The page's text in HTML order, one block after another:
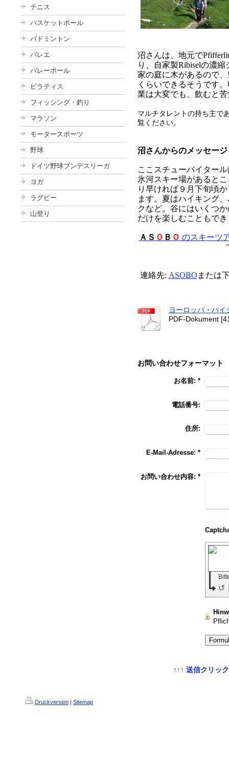
テニス
バスケットボール
バドミントン
バレエ
バレーボール
ピラティス
フィッシング・釣り
マラソン
モータースポーツ
野球
ドイツ野球ブンデスリーガ
ヨガ
ラグビー
山登り
沼さんは、地元で
り、自家製Ribiselの濃縮
家の庭に木があるので
くらいできるそうです
業は大変でも、飲むと
マルチタレントの持ち主
覧ください。
沼さんからのメッセージ
ここスチューバイター
氷河スキー場があると
り早ければ９月下旬頃
ます。夏はハイキング
クなど。谷にはいくつ
だけを楽しむこともで
ＡＳ Ｏ Ｂ Ｏ のスキーツ
連絡先: ASOBO または
ヨーロッパ・バ
PDF-Dokument
お問い合わせフォーマット
お名前: *
電話番号:
住所:
E-Mail-Adresse: *
お問い合わせ内容: *
↺
↑↑↑ 送信クリック
Druckversion | Sitemap